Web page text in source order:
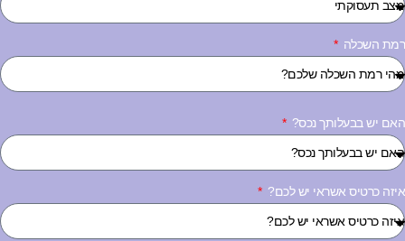
השכלה
יש בבעלותך נכס?
כרטיס אשראי יש לכם?